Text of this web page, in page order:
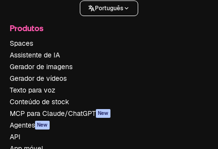
Português
Produtos
Spaces
Assistente de IA
Gerador de imagens
Gerador de vídeos
Texto para voz
Conteúdo de stock
MCP para Claude/ChatGPT New
Agentes New
API